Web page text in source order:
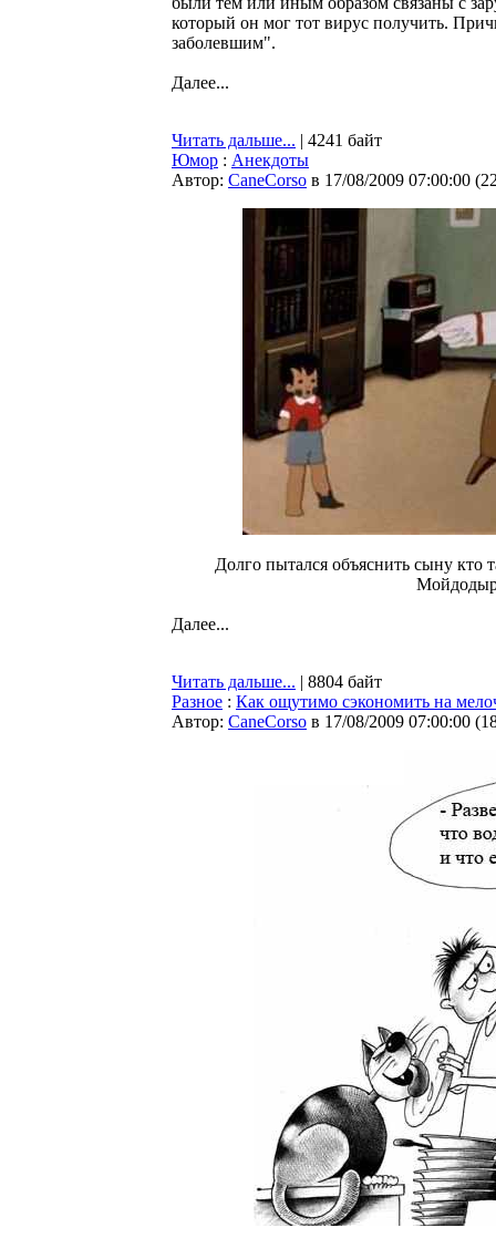
который он мог тот вирус получить.
заболевшим".
Далее...
Читать дальше... | 4241 байт
Юмор : Анекдоты
Автор: CaneCorso в 17/08/2009 07:00:00 (
Долго пытался объяснить сыну кто
Далее...
Читать дальше... | 8804 байт
Разное : Как ощутимо сэкономить на
Автор: CaneCorso в 17/08/2009 07:00:00 (